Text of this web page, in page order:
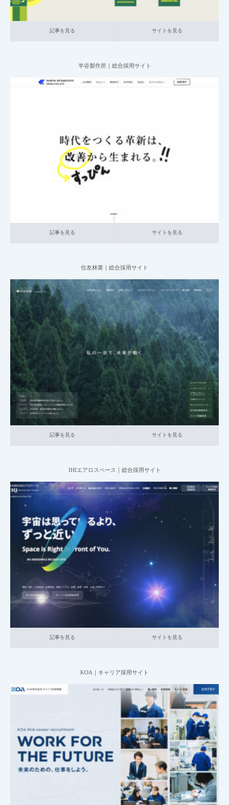
記事を見る サイトを見る
半谷製作所｜総合採用サイト
004_総合採用サイト 002_自動車関連 中小企業の採用サイト
地方の企業
記事を見る サイトを見る
記事を見る サイトを見る
住友林業｜総合採用サイト
2025.06.20
004_総合採用サイト 019_建設 大企業の採用サイト
記事を見る
記事を見る サイトを見る
IHIエアロスペース｜総合採用サイト
2025.06.20
004_総合採用サイト 003_産業機械・航空・重電
本社が地方の企業
記事を見る サイトを見る
記事を見る サイトを見る
KOA｜キャリア採用サイト
2025.06.20
002_キャリア採用サイト 005_半導体関連・電子部品 大企業の採用サ
イト